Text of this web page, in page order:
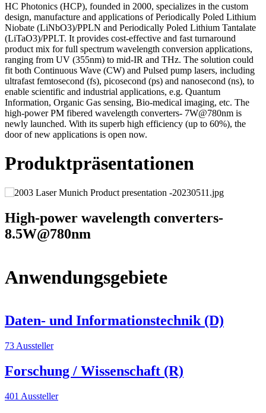
HC Photonics (HCP), founded in 2000, specializes in the custom
design, manufacture and applications of Periodically Poled Lithium
Niobate (LiNbO3)/PPLN and Periodically Poled Lithium Tantalate
(LiTaO3)/PPLT. It provides cost-effective and fast turnaround
product mix for full spectrum wavelength conversion applications,
ranging from UV (355nm) to mid-IR and THz. The solution could
fit both Continuous Wave (CW) and Pulsed pump lasers, including
ultrafast femtosecond (fs), picosecond (ps) and nanosecond (ns), to
enable scientific and industrial applications, e.g. Quantum
Information, Organic Gas sensing, Bio-medical imaging, etc. The
high-power PM fibered wavelength converters- 7W@780nm is
newly launched. With its superb high efficiency (up to 60%), the
door of new applications is open now.
Produktpräsentationen
High-power wavelength converters-
8.5W@780nm
Anwendungsgebiete
Daten- und Informationstechnik (D)
73 Aussteller
Forschung / Wissenschaft (R)
401 Aussteller